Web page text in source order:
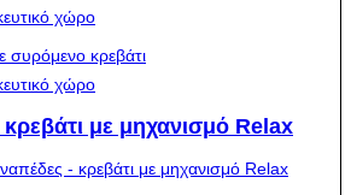
χώρο
συρόμενο κρεβάτι
χώρο
με μηχανισμό Relax
- κρεβάτι με μηχανισμό Relax